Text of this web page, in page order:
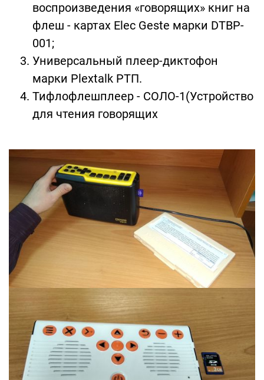
воспроизведения «говорящих» книг на
флеш - картах Elec Geste марки DTBP-
001;
Универсальный плеер-диктофон
марки Plextalk РТП.
Тифлофлешплеер - СОЛО-1(Устройство
для чтения говорящих